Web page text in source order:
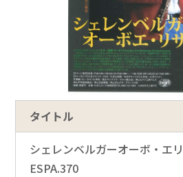
タイトル
シェレンベルガーオーボ・エ
ESPA.370